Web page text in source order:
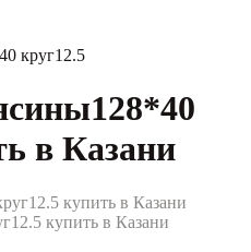
круг12.5
в Казани
купить в Казани